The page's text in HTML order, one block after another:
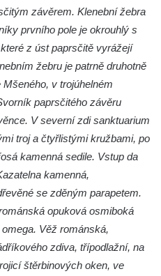
v Semilech
(St. Mariä
u hradu
kostela
v Bochově
v Duchcově
ulici u stadionu
závěrem. Klenební žebra
prvního pole je okrouhlý s
z úst paprsčitě vyrážejí
žebru je patrně druhotně
v trojúhelném
paprsčitého závěru
V severní zdi sanktuarium
troj a čtyřlistými kružbami, po
kamenná sedile. Vstup da
kamenná,
se zděným parapetem.
opuková osmiboká
Věž románská,
zdiva, třípodlažní, na
štěrbinových oken, ve